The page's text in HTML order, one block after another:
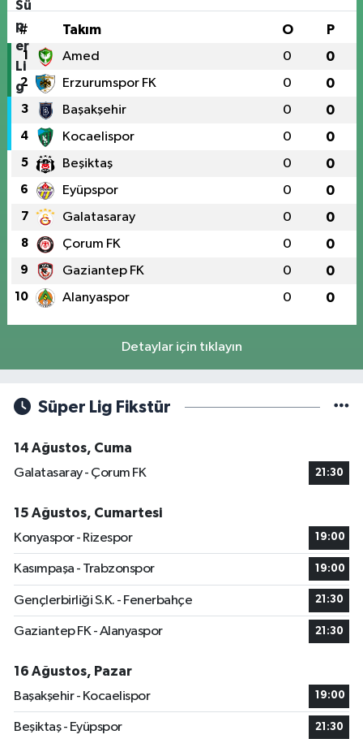
# Takım O P
1 Amed 0 0
2 Erzurumspor FK 0 0
3 Başakşehir 0 0
4 Kocaelispor 0 0
5 Beşiktaş 0 0
6 Eyüpspor 0 0
7 Galatasaray 0 0
8 Çorum FK 0 0
9 Gaziantep FK 0 0
10 Alanyaspor 0 0
Detaylar için tıklayın
Süper Lig Fikstür
14 Ağustos, Cuma
Galatasaray - Çorum FK
21:30
15 Ağustos, Cumartesi
Konyaspor - Rizespor
19:00
Kasımpaşa - Trabzonspor 19:00
Gençlerbirliği S.K. - Fenerbahçe 21:30
Gaziantep FK - Alanyaspor 21:30
16 Ağustos, Pazar
Başakşehir - Kocaelispor
19:00
Beşiktaş - Eyüpspor 21:30